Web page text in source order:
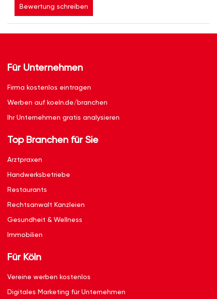
Bewertung schreiben
Für Unternehmen
Firma kostenlos eintragen
Werben auf koeln.de/branchen
Ihr Unternehmen gratis analysieren
Top Branchen für Sie
Arztpraxen
Handwerksbetriebe
Restaurants
Rechtsanwalt Kanzleien
Gesundheit & Wellness
Immobilien
Für Köln
Vereine werben kostenlos
Digitales Marketing für Unternehmen